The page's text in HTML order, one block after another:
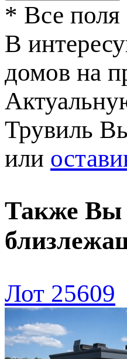
* Все поля
В
домов на
Трувиль
или
Также Вы
Лот 25609